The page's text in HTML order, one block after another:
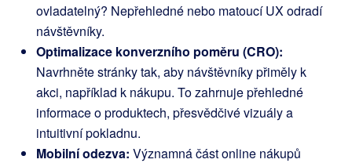
ovladatelný? Nepřehledné nebo matoucí UX odradí
návštěvníky.
Optimalizace konverzního poměru (CRO):
Navrhněte stránky tak, aby návštěvníky přiměly k
akci, například k nákupu. To zahrnuje přehledné
informace o produktech, přesvědčivé vizuály a
intuitivní pokladnu.
Mobilní odezva: Významná část online nákupů